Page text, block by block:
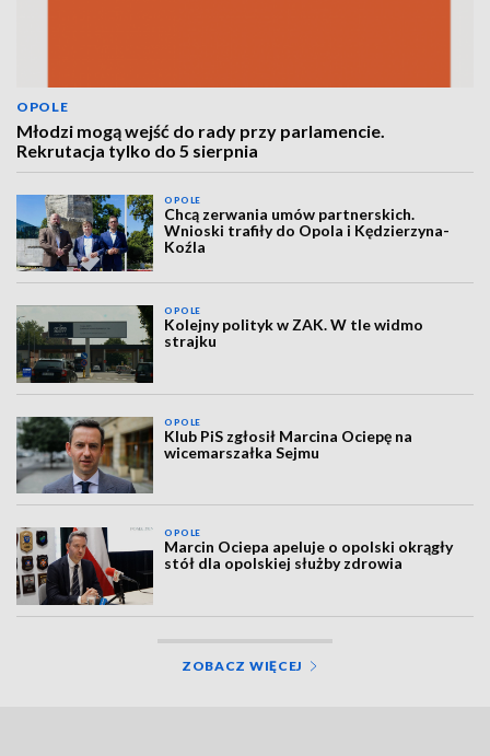
OPOLE
Młodzi mogą wejść do rady przy parlamencie.
Rekrutacja tylko do 5 sierpnia
OPOLE
Chcą zerwania umów partnerskich.
Wnioski trafiły do Opola i Kędzierzyna-
Koźla
OPOLE
Kolejny polityk w ZAK. W tle widmo
strajku
OPOLE
Klub PiS zgłosił Marcina Ociepę na
wicemarszałka Sejmu
OPOLE
Marcin Ociepa apeluje o opolski okrągły
stół dla opolskiej służby zdrowia
ZOBACZ WIĘCEJ